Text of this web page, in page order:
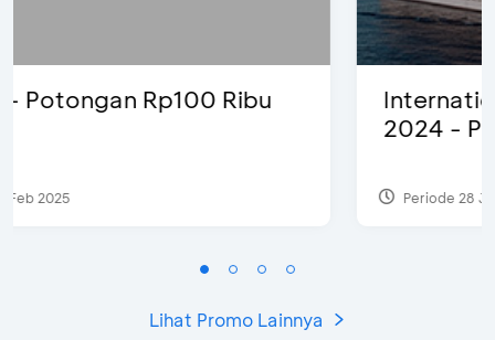
International Cruise Holiday Fair
Lihat Promo Lainnya